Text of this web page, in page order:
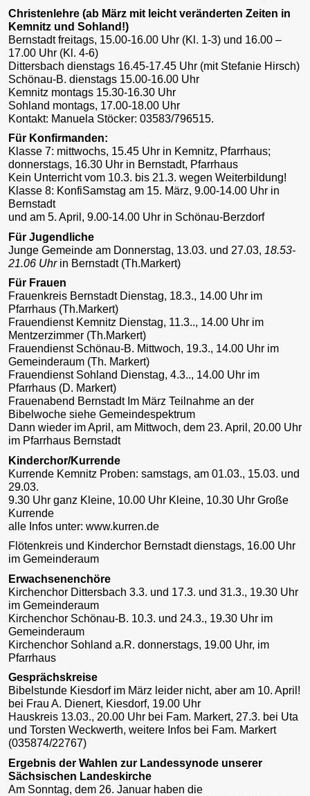
Christenlehre (ab März mit leicht veränderten Zeiten in
Kemnitz und Sohland!)
Bernstadt freitags, 15.00-16.00 Uhr (Kl. 1-3) und 16.00 –
17.00 Uhr (Kl. 4-6)
Dittersbach dienstags 16.45-17.45 Uhr (mit Stefanie Hirsch)
Schönau-B. dienstags 15.00-16.00 Uhr
Kemnitz montags 15.30-16.30 Uhr
Sohland montags, 17.00-18.00 Uhr
Kontakt: Manuela Stöcker: 03583/796515.
Für Konfirmanden:
Klasse 7: mittwochs, 15.45 Uhr in Kemnitz, Pfarrhaus;
donnerstags, 16.30 Uhr in Bernstadt, Pfarrhaus
Kein Unterricht vom 10.3. bis 21.3. wegen Weiterbildung!
Klasse 8: KonfiSamstag am 15. März, 9.00-14.00 Uhr in
Bernstadt
und am 5. April, 9.00-14.00 Uhr in Schönau-Berzdorf
Für Jugendliche
Junge Gemeinde am Donnerstag, 13.03. und 27.03, 18.53-
21.06 Uhrin Bernstadt (Th.Markert)
Für Frauen
Frauenkreis Bernstadt Dienstag, 18.3., 14.00 Uhr im
Pfarrhaus (Th.Markert)
Frauendienst Kemnitz Dienstag, 11.3.., 14.00 Uhr im
Mentzerzimmer (Th.Markert)
Frauendienst Schönau-B. Mittwoch, 19.3., 14.00 Uhr im
Gemeinderaum (Th. Markert)
Frauendienst Sohland Dienstag, 4.3.., 14.00 Uhr im
Pfarrhaus (D. Markert)
Frauenabend Bernstadt Im März Teilnahme an der
Bibelwoche siehe Gemeindespektrum
Dann wieder im April, am Mittwoch, dem 23. April, 20.00 Uhr
im Pfarrhaus Bernstadt
Kinderchor/Kurrende
Kurrende Kemnitz Proben: samstags, am 01.03., 15.03. und
29.03.
9.30 Uhr ganz Kleine, 10.00 Uhr Kleine, 10.30 Uhr Große
Kurrende
alle Infos unter: www.kurren.de
Flötenkreis und Kinderchor Bernstadt dienstags, 16.00 Uhr
im Gemeinderaum
Erwachsenenchöre
Kirchenchor Dittersbach 3.3. und 17.3. und 31.3., 19.30 Uhr
im Gemeinderaum
Kirchenchor Schönau-B. 10.3. und 24.3., 19.30 Uhr im
Gemeinderaum
Kirchenchor Sohland a.R. donnerstags, 19.00 Uhr, im
Pfarrhaus
Gesprächskreise
Bibelstunde Kiesdorf im März leider nicht, aber am 10. April!
bei Frau A. Dienert, Kiesdorf, 19.00 Uhr
Hauskreis 13.03., 20.00 Uhr bei Fam. Markert, 27.3. bei Uta
und Torsten Weckwerth, weitere Infos bei Fam. Markert
(035874/22767)
Ergebnis der Wahlen zur Landessynode unserer
Sächsischen Landeskirche
Am Sonntag, dem 26. Januar haben die